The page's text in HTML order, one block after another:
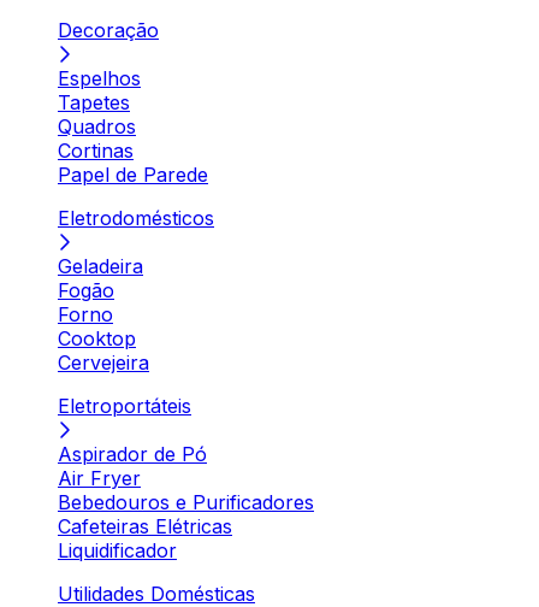
Decoração
Espelhos
Tapetes
Quadros
Cortinas
Papel de Parede
Eletrodomésticos
Geladeira
Fogão
Forno
Cooktop
Cervejeira
Eletroportáteis
Aspirador de Pó
Air Fryer
Bebedouros e Purificadores
Cafeteiras Elétricas
Liquidificador
Utilidades Domésticas